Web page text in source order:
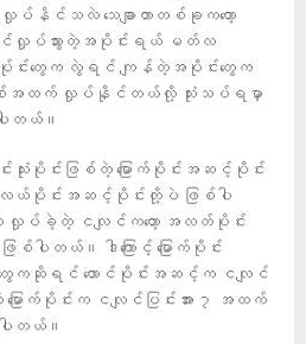
ပ်နိင်သလဲ သေချာတာတစ်ခုကတော့
လှုပ်သွားတဲ့အပိုင်းရယ် မတ်လ
င်းတွေက လွဲရင် ကျန်တဲ့အပိုင်းတွေက
နှစ်အထက် လှုပ်နိုင်တယ်လို့ သုံးသပ်ရမှာ
ပါတယ်။
းသုံးပိုင်းဖြစ်တဲ့ မြောက်ပိုင်းအဆင့်ပိုင်း
ယ်ပိုင်းအဆင့်ပိုင်းတို့ပဲ ဖြစ်ပါ
ပ်ခဲ့တဲ့ ငလျင်ကတော့ အလတ်ပိုင်း
ါတယ်။ ဒါကြောင့် မြောက်ပိုင်း
ေကဆိုရင် တောင်ပိုင်းအဆင့်က ငလျင်
ောက်ပိုင်းက ငလျင်ပြင်းအား ၇ အထက်
တယ်။